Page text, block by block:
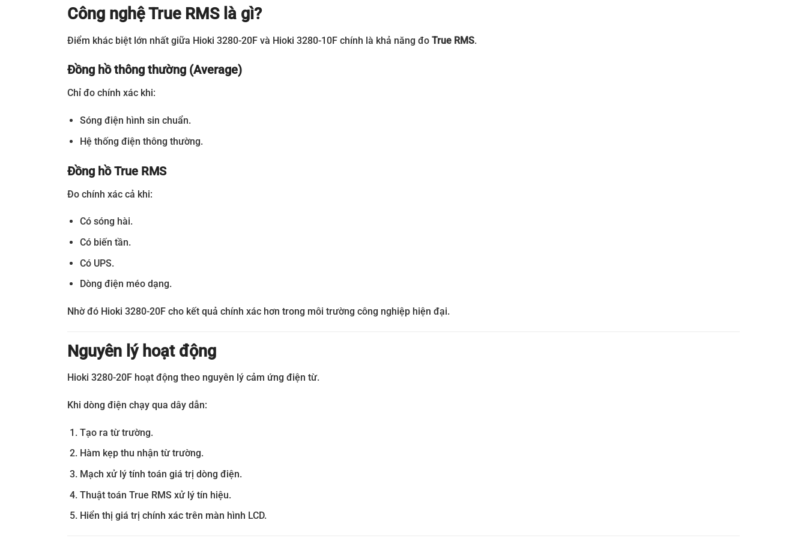
Công nghệ True RMS là gì?
Điểm khác biệt lớn nhất giữa Hioki 3280-20F và Hioki 3280-10F chính là khả năng đo True RMS.
Đồng hồ thông thường (Average)
Chỉ đo chính xác khi:
Sóng điện hình sin chuẩn.
Hệ thống điện thông thường.
Đồng hồ True RMS
Đo chính xác cả khi:
Có sóng hài.
Có biến tần.
Có UPS.
Dòng điện méo dạng.
Nhờ đó Hioki 3280-20F cho kết quả chính xác hơn trong môi trường công nghiệp hiện đại.
Nguyên lý hoạt động
Hioki 3280-20F hoạt động theo nguyên lý cảm ứng điện từ.
Khi dòng điện chạy qua dây dẫn:
Tạo ra từ trường.
Hàm kẹp thu nhận từ trường.
Mạch xử lý tính toán giá trị dòng điện.
Thuật toán True RMS xử lý tín hiệu.
Hiển thị giá trị chính xác trên màn hình LCD.